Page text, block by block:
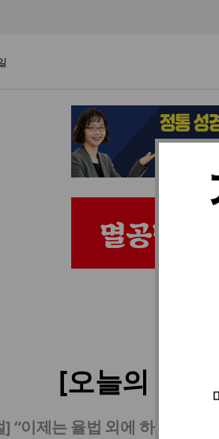
[오늘의 말
“이제는 율법 외에 하나님의